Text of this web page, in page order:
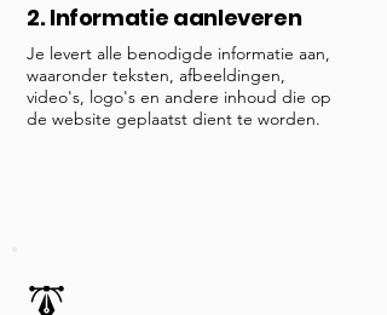
2. Informatie aanleveren
Je levert alle benodigde informatie aan,
waaronder teksten, afbeeldingen,
video's, logo's en andere inhoud die op
de website geplaatst dient te worden.